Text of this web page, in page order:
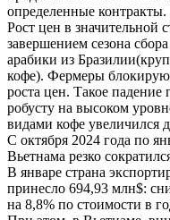
определенные контракты.
Рост цен в значительной
завершением сезона
арабики из
кофе). Фермеры
роста цен. Такое
робусту на высоком
видами кофе увеличился
С октября 2024 года по
Вьетнама резко
В январе страна
принесло 694,93 млн$:
на 8,8% по стоимости в